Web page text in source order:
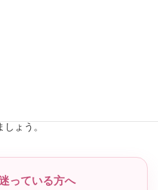
ょう。
っている方へ